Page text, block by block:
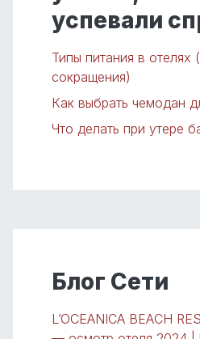
успевали
Типы питания в отелях
сокращения)
Как выбрать чемодан
Что делать при утере
Блог Сети
L’OCEANICA BEACH